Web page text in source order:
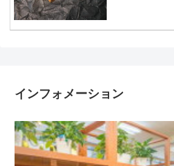
インフォメーション